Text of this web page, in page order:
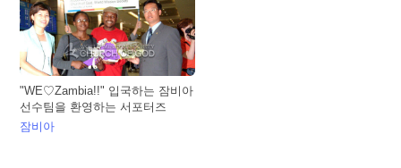
"WE♡Zambia!!" 입국하는 잠비아
선수팀을 환영하는 서포터즈
잠비아